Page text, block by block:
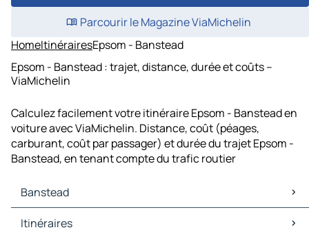
Parcourir le Magazine ViaMichelin
HomeItinérairesEpsom - Banstead
Epsom - Banstead : trajet, distance, durée et coûts –
ViaMichelin
Calculez facilement votre itinéraire Epsom - Banstead en
voiture avec ViaMichelin. Distance, coût (péages,
carburant, coût par passager) et durée du trajet Epsom -
Banstead, en tenant compte du trafic routier
Banstead
Banstead Cartes et plans
Itinéraires